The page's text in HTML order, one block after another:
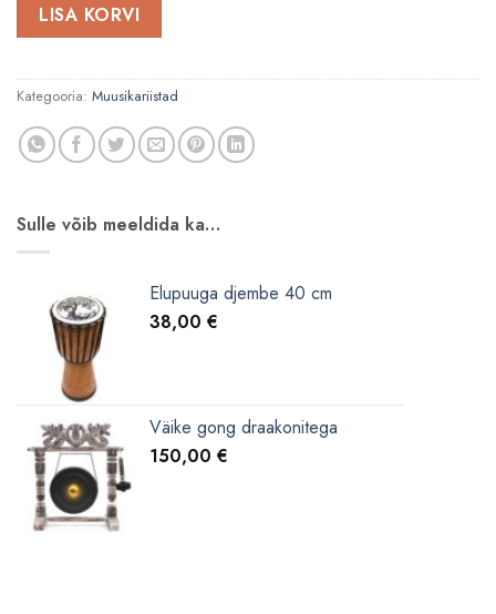
LISA KORVI
Kategooria: Muusikariistad
Sulle võib meeldida ka…
Elupuuga djembe 40 cm
38,00 €
Väike gong draakonitega
150,00 €